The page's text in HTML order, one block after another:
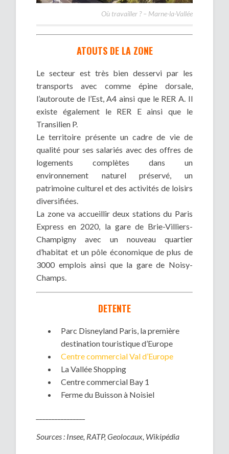
Où travailler ? – Marne-la-Vallée
ATOUTS DE LA ZONE
Le secteur est très bien desservi par les
transports avec comme épine dorsale,
l’autoroute de l’Est, A4 ainsi que le RER A. Il
existe également le RER E ainsi que le
Transilien P.
Le territoire présente un cadre de vie de
qualité pour ses salariés avec des offres de
logements complètes dans un
environnement naturel préservé, un
patrimoine culturel et des activités de loisirs
diversifiées.
La zone va accueillir deux stations du Paris
Express en 2020, la gare de Brie-Villiers-
Champigny avec un nouveau quartier
d’habitat et un pôle économique de plus de
3000 emplois ainsi que la gare de Noisy-
Champs.
DETENTE
Parc Disneyland Paris, la première
destination touristique d’Europe
Centre commercial Val d’Europe
La Vallée Shopping
Centre commercial Bay 1
Ferme du Buisson à Noisiel
Sources : Insee, RATP, Geolocaux, Wikipédia